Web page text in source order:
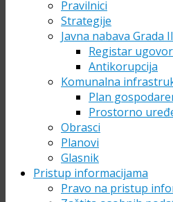
Pravilnici
Strategije
Javna nabava Grada
Registar
Antikorupcija
Komunalna
Plan
Prostorno
Obrasci
Planovi
Glasnik
Pristup informacijama
Pravo na pristup